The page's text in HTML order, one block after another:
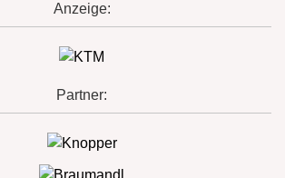
Anzeige:
Partner: